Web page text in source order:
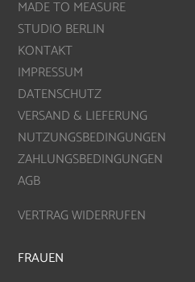
MADE TO MEASURE
STUDIO BERLIN
KONTAKT
IMPRESSUM
DATENSCHUTZ
VERSAND & LIEFERUNG
NUTZUNGSBEDINGUNGEN
ZAHLUNGSBEDINGUNGEN
AGB
VERTRAG WIDERRUFEN
FRAUEN